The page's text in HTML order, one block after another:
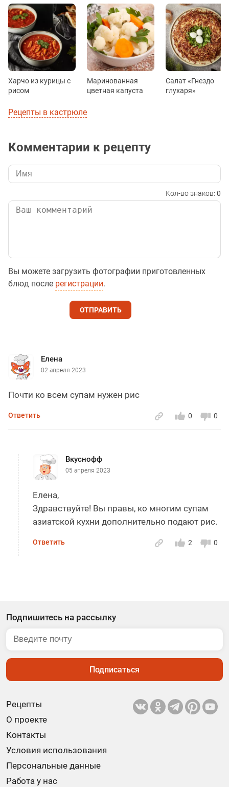
Харчо из курицы с
рисом
Маринованная
цветная капуста
Салат «Гнездо
глухаря»
Рецепты в кастрюле
Комментарии к рецепту
Кол-во знаков: 0
Вы можете загрузить фотографии приготовленных
блюд после регистрации.
ОТПРАВИТЬ
Елена
02 апреля 2023
Почти ко всем супам нужен рис
0
0
Ответить
Вкуснофф
05 апреля 2023
Елена,
Здравствуйте! Вы правы, ко многим супам
азиатской кухни дополнительно подают рис.
0
2
Ответить
Рецепты
О проекте
Контакты
Условия использования
Персональные данные
Работа у нас
Подпишитесь на рассылку
Подписаться